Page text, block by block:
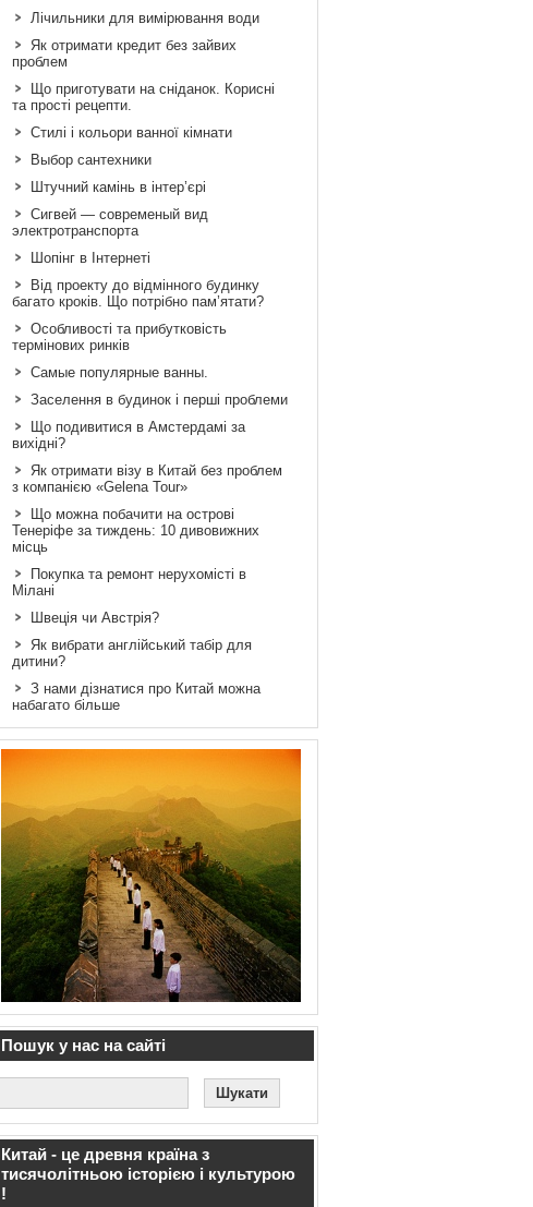
Лічильники для вимірювання води
Як отримати кредит без зайвих
проблем
Що приготувати на сніданок. Корисні
та прості рецепти.
Стилі і кольори ванної кімнати
Выбор сантехники
Штучний камінь в інтер’єрі
Сигвей — современый вид
электротранспорта
Шопінг в Інтернеті
Від проекту до відмінного будинку
багато кроків. Що потрібно пам’ятати?
Особливості та прибутковість
термінових ринків
Самые популярные ванны.
Заселення в будинок і перші проблеми
Що подивитися в Амстердамі за
вихідні?
Як отримати візу в Китай без проблем
з компанією «Gelena Tour»
Що можна побачити на острові
Тенеріфе за тиждень: 10 дивовижних
місць
Покупка та ремонт нерухомісті в
Мілані
Швеція чи Австрія?
Як вибрати англійський табір для
дитини?
З нами дізнатися про Китай можна
набагато більше
Пошук у нас на сайті
Китай - це древня країна з
тисячолітньою історією і культурою
!